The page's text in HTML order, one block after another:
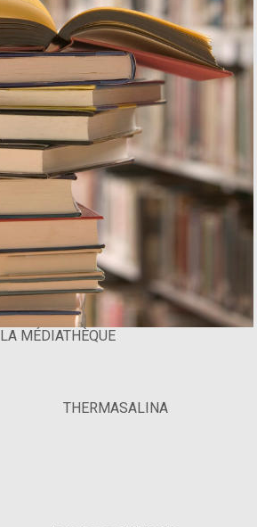
LA MÉDIATHÈQUE
THERMASALINA